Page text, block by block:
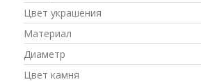
Цвет украшения
Материал
Диаметр
Цвет камня